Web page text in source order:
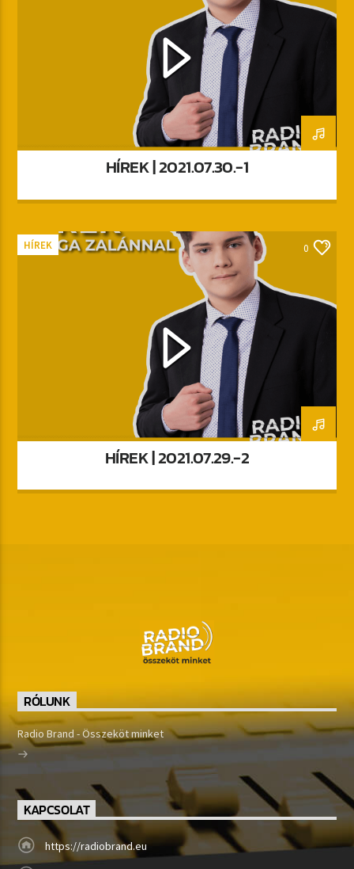
HÍREK | 2021.07.30.-1
HÍREK 0
HÍREK | 2021.07.29.-2
RÓLUNK
Radio Brand - Összeköt minket
KAPCSOLAT
https://radiobrand.eu